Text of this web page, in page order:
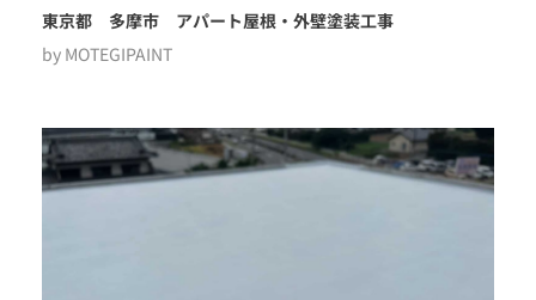
東京都 多摩市 アパート屋根・外壁塗装工事
by MOTEGIPAINT